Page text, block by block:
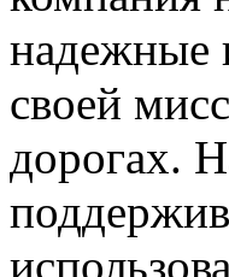
надежные
своей
дорогах.